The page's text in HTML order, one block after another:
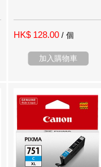
HK$ 128.00 / 個
加入購物車